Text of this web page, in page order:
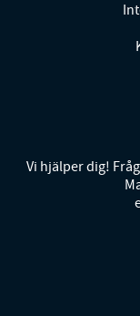
Vi hjälper dig!